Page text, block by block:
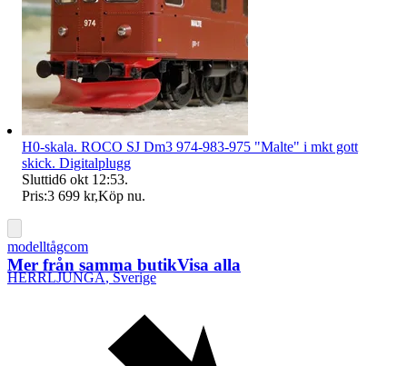
modelltågcom
HERRLJUNGA,Sverige
H0-skala. ROCO SJ Dm3 974-983-975 "Malte" i mkt gott
skick. Digitalplugg
Sluttid6 okt 12:53.
Pris:3 699 kr,Köp nu.
Mer från samma butikVisa alla